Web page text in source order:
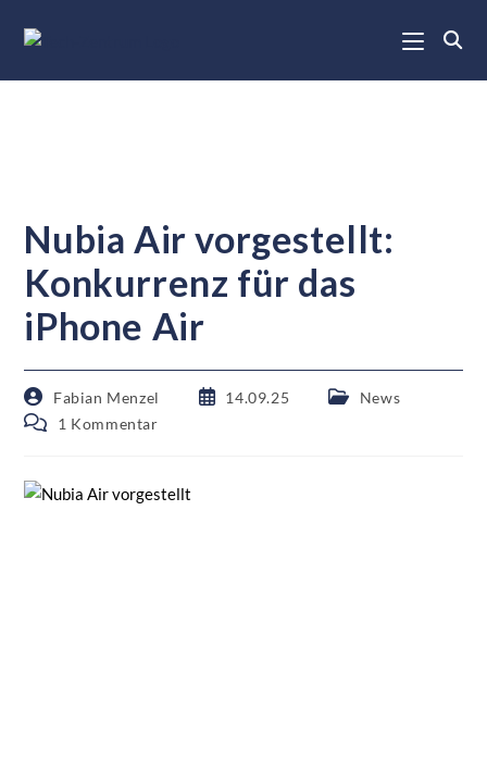
Nubia Air vorgestellt:
Konkurrenz für das
iPhone Air
Fabian Menzel 14.09.25
News
1 Kommentar